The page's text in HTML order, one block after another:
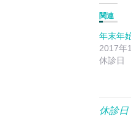
関連
年末年
2017年
休診日
休診日